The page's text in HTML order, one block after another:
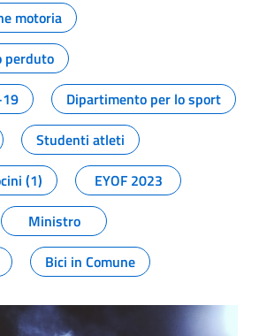
motoria
perduto
Dipartimento per lo sport
Studenti atleti
(1)
EYOF 2023
Ministro
Bici in Comune